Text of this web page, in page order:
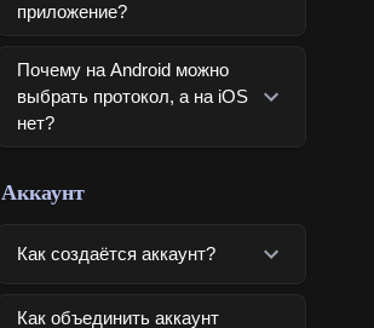
приложение?
Почему на Android можно
выбрать протокол, а на iOS
нет?
Аккаунт
Как создаётся аккаунт?
Как объединить аккаунт